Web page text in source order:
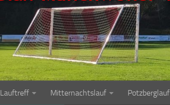
Lauftreff Mitternachtslauf Potzberglauf